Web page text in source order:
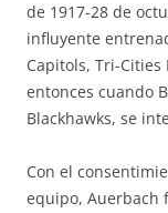
de 1917-28 de
influyente
Capitols, Tri-Cities
entonces cuando
Blackhawks, se
Con el
equipo, Auerbach